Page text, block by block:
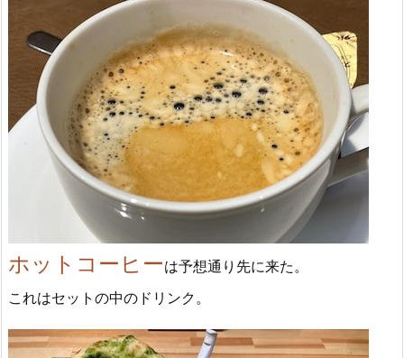
ホットコーヒーは予想通り先に来た。
これはセットの中のドリンク。